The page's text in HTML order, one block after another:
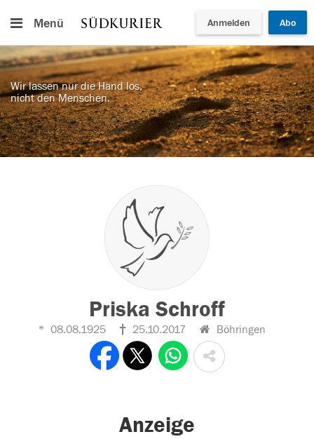
Menü Anmelden Abo
Wir lassen nur die Hand los,
nicht den Menschen.
Priska Schroff
08.08.1925 25.10.2017 Böhringen
Anzeige